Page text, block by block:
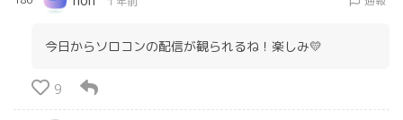
今日からソロコンの配信が観られるね！楽しみ💛
9